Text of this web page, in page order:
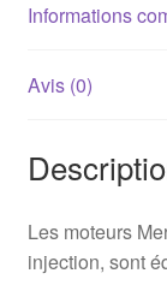
Informations
Avis (0)
Les moteurs
injection, sont